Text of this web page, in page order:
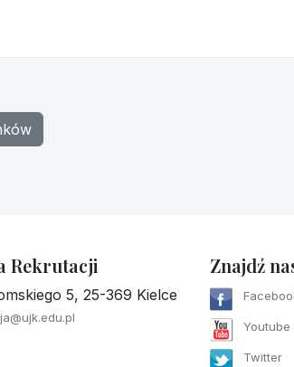
Rekrutacji
5, 25-369 Kielce
Znajdź
Youtube
Twitter